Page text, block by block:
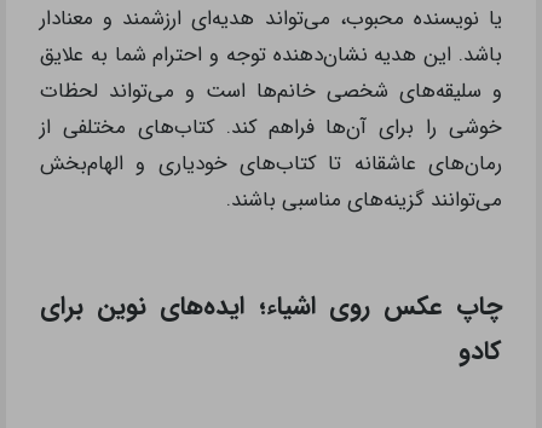
یا نویسنده محبوب، می‌تواند هدیه‌ای ارزشمند و معنادار
باشد. این هدیه نشان‌دهنده توجه و احترام شما به علایق
و سلیقه‌های شخصی خانم‌ها است و می‌تواند لحظات
خوشی را برای آن‌ها فراهم کند. کتاب‌های مختلفی از
رمان‌های عاشقانه تا کتاب‌های خودیاری و الهام‌بخش
می‌توانند گزینه‌های مناسبی باشند.
چاپ عکس روی اشیاء؛ ایده‌های نوین برای
کادو